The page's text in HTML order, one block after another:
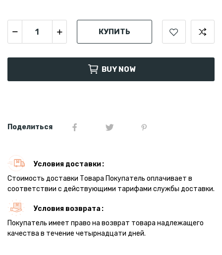
КУПИТЬ
BUY NOW
Поделиться
Условия доставки
Стоимость доставки Товара Покупатель оплачивает в
соответствии с действующими тарифами службы доставки.
Условия возврата
Покупатель имеет право на возврат товара надлежащего
качества в течение четырнадцати дней.